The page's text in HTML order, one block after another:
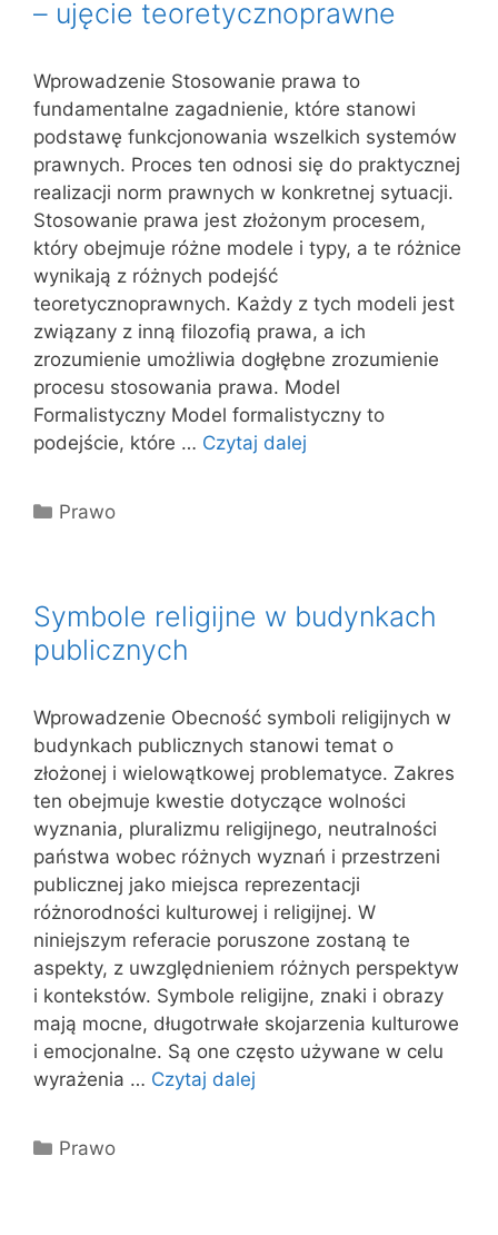
– ujęcie teoretycznoprawne
Wprowadzenie Stosowanie prawa to
fundamentalne zagadnienie, które stanowi
podstawę funkcjonowania wszelkich systemów
prawnych. Proces ten odnosi się do praktycznej
realizacji norm prawnych w konkretnej sytuacji.
Stosowanie prawa jest złożonym procesem,
który obejmuje różne modele i typy, a te różnice
wynikają z różnych podejść
teoretycznoprawnych. Każdy z tych modeli jest
związany z inną filozofią prawa, a ich
zrozumienie umożliwia dogłębne zrozumienie
procesu stosowania prawa. Model
Formalistyczny Model formalistyczny to
podejście, które … Czytaj dalej
Kategorie
Prawo
Symbole religijne w budynkach
publicznych
Wprowadzenie Obecność symboli religijnych w
budynkach publicznych stanowi temat o
złożonej i wielowątkowej problematyce. Zakres
ten obejmuje kwestie dotyczące wolności
wyznania, pluralizmu religijnego, neutralności
państwa wobec różnych wyznań i przestrzeni
publicznej jako miejsca reprezentacji
różnorodności kulturowej i religijnej. W
niniejszym referacie poruszone zostaną te
aspekty, z uwzględnieniem różnych perspektyw
i kontekstów. Symbole religijne, znaki i obrazy
mają mocne, długotrwałe skojarzenia kulturowe
i emocjonalne. Są one często używane w celu
wyrażenia … Czytaj dalej
Kategorie
Prawo